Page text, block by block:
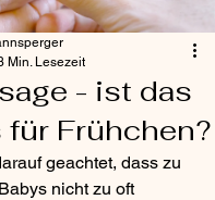
- ist das
für Frühchen?
Min. Lesezeit
geachtet, dass zu
nicht zu oft